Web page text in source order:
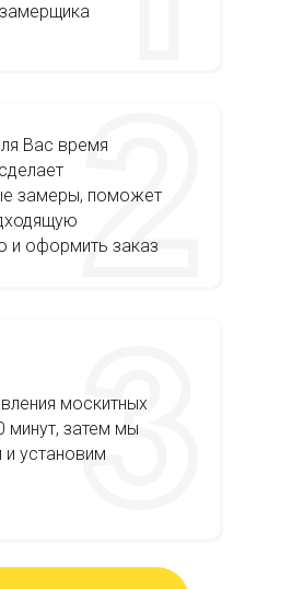
Вас время
замеры, поможет
и оформить заказ
москитных
минут, затем мы
и установим